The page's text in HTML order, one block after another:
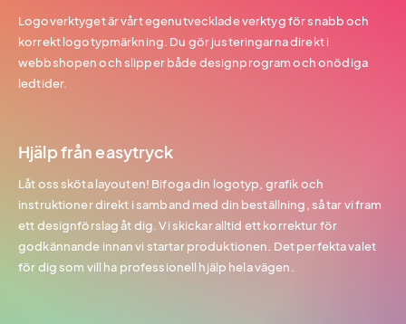
Logoverktyget är vårt egenutvecklade verktyg för snabb och
korrekt logotypmärkning. Du gör justeringarna direkt i
webbshopen och slipper både designprogram och onödiga
ledtider.
Hjälp från easytryck
Låt oss sköta layouten! Bifoga din logotyp, grafik och
instruktioner direkt i samband med din beställning, så tar vi fram
ett designförslag åt dig. Vi skickar alltid ett korrektur för
godkännande innan vi startar produktionen. Det perfekta valet
för dig som vill ha professionell hjälp hela vägen.